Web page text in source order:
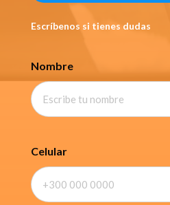
Escríbenos si tienes dudas
Nombre
Celular